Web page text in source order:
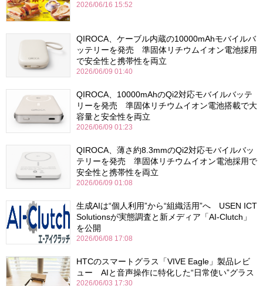
2026/06/16 15:52
QIROCA、ケーブル内蔵の10000mAhモバイルバ
ッテリーを発売 準固体リチウムイオン電池採用
で安全性と携帯性を両立
2026/06/09 01:40
QIROCA、10000mAhのQi2対応モバイルバッテ
リーを発売 準固体リチウムイオン電池搭載で大
容量と安全性を両立
2026/06/09 01:23
QIROCA、薄さ約8.3mmのQi2対応モバイルバッ
テリーを発売 準固体リチウムイオン電池採用で
安全性と携帯性を両立
2026/06/09 01:08
生成AIは“個人利用”から“組織活用”へ USEN ICT
Solutionsが実態調査と新メディア「AI-Clutch」
を公開
2026/06/08 17:08
HTCのスマートグラス「VIVE Eagle」製品レビ
ュー AIと音声操作に特化した“日常使い”グラス
2026/06/03 17:30